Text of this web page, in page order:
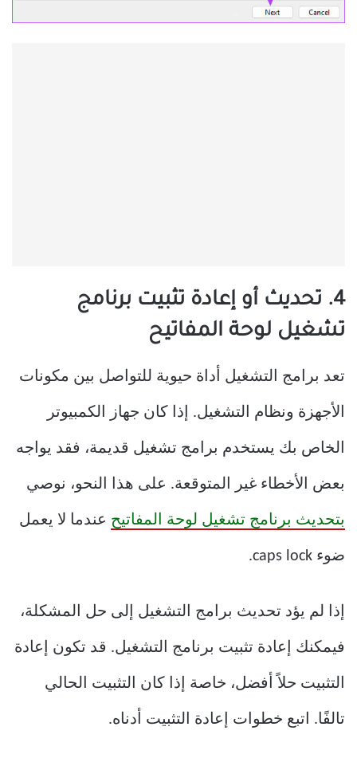
4. تحديث أو إعادة تثبيت برنامج
تشغيل لوحة المفاتيح
تعد برامج التشغيل أداة حيوية للتواصل بين مكونات
الأجهزة ونظام التشغيل. إذا كان جهاز الكمبيوتر
الخاص بك يستخدم برامج تشغيل قديمة، فقد يواجه
بعض الأخطاء غير المتوقعة. على هذا النحو، نوصي
بتحديث برنامج تشغيل لوحة المفاتيح عندما لا يعمل
ضوء caps lock.
إذا لم يؤد تحديث برامج التشغيل إلى حل المشكلة،
فيمكنك إعادة تثبيت برنامج التشغيل. قد تكون إعادة
التثبيت حلاً أفضل، خاصة إذا كان التثبيت الحالي
تالفًا. اتبع خطوات إعادة التثبيت أدناه.